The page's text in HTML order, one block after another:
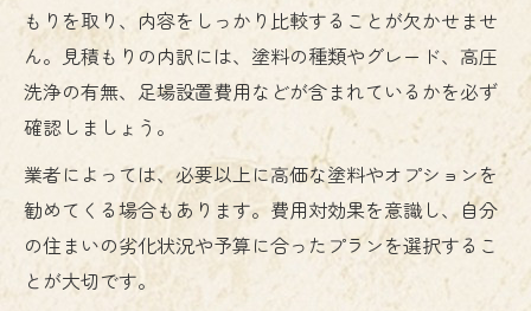
もりを取り、内容をしっかり比較することが欠かせませ
ん。見積もりの内訳には、塗料の種類やグレード、高圧
洗浄の有無、足場設置費用などが含まれているかを必ず
確認しましょう。
業者によっては、必要以上に高価な塗料やオプションを
勧めてくる場合もあります。費用対効果を意識し、自分
の住まいの劣化状況や予算に合ったプランを選択するこ
とが大切です。